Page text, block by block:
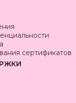
сертификатов